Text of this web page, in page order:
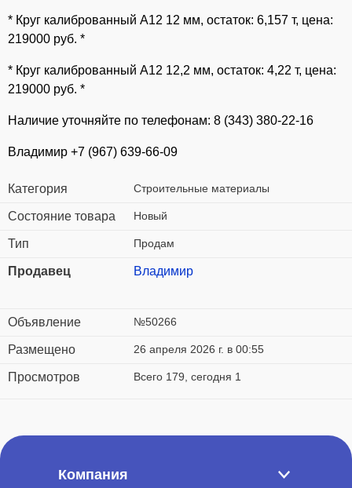
* Круг калиброванный А12 12 мм, остаток: 6,157 т, цена:
219000 руб. *
* Круг калиброванный А12 12,2 мм, остаток: 4,22 т, цена:
219000 руб. *
Наличие уточняйте по телефонам: 8 (343) 380-22-16
Владимир +7 (967) 639-66-09
Категория Строительные материалы
Состояние товара Новый
Тип Продам
Продавец Владимир
Объявление №50266
Размещено 26 апреля 2026 г. в 00:55
Просмотров Всего 179, сегодня 1
Компания